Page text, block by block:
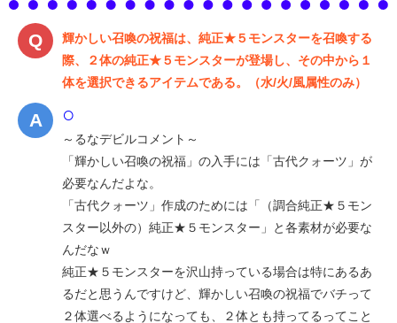
輝かしい召喚の祝福は、純正★５モンスターを召喚する
際、２体の純正★５モンスターが登場し、その中から１
体を選択できるアイテムである。（水/火/風属性のみ）
○
～るなデビルコメント～
「輝かしい召喚の祝福」の入手には「古代クォーツ」が
必要なんだよな。
「古代クォーツ」作成のためには「（調合純正★５モン
スター以外の）純正★５モンスター」と各素材が必要な
んだなｗ
純正★５モンスターを沢山持っている場合は特にあるあ
るだと思うんですけど、輝かしい召喚の祝福でバチって
２体選べるようになっても、２体とも持ってるってこと